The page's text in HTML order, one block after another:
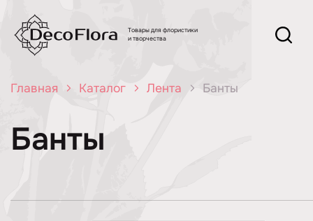
Товары для флористики
и творчества
Главная Каталог Лента Банты
Банты